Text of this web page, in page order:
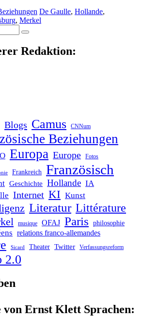
De Gaulle, Hollande,
, Merkel
Redaktion:
Blogs Camus CNNum
Beziehungen
Europa Europe Fotos
Frankreich Französisch
Geschichte Hollande IA
Internet KI Kunst
Literatur Littérature
musique OFAJ Paris philosophie
relations franco-allemandes
Sicard Theater Twitter Verfassungsreform
2.0
Ernst Klett Sprachen: